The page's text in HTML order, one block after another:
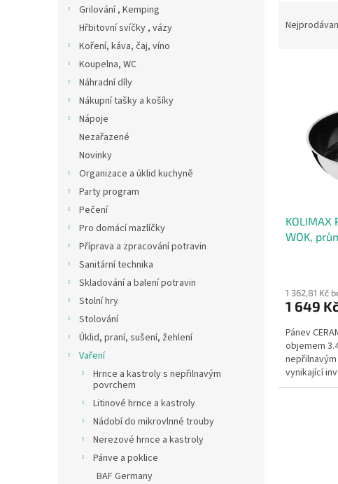
Grilování , Kemping
Hřbitovní svíčky , vázy
Koření, káva, čaj, víno
Koupelna, WC
Náhradní díly
Nákupní tašky a košíky
Nápoje
Nezařazené
Novinky
Organizace a úklid kuchyně
Party program
Pečení
Pro domácí mazlíčky
Příprava a zpracování potravin
Sanitární technika
Skladování a balení potravin
Stolní hry
Stolování
Úklid, praní, sušení, žehlení
Vaření
Hrnce a kastroly s nepřilnavým
povrchem
Litinové hrnce a kastroly
Nádobí do mikrovlnné trouby
Nerezové hrnce a kastroly
Pánve a poklice
BAF Germany
KOLIMAX
WOK,
1 362,81 Kč
1 649
Pánev
objemem
nepřilnavým
vynikající